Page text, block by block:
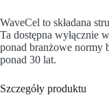
WaveCel to składana
Ta dostępna wyłącznie
ponad branżowe normy
ponad 30 lat.
Szczegóły produktu